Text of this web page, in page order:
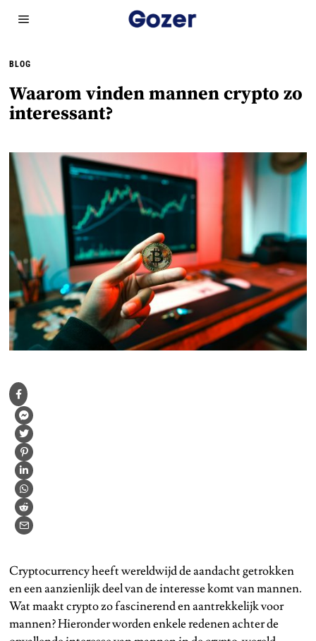
BLOG
Waarom vinden mannen crypto zo
interessant?
Cryptocurrency heeft wereldwijd de aandacht getrokken
en een aanzienlijk deel van de interesse komt van mannen.
Wat maakt crypto zo fascinerend en aantrekkelijk voor
mannen? Hieronder worden enkele redenen achter de